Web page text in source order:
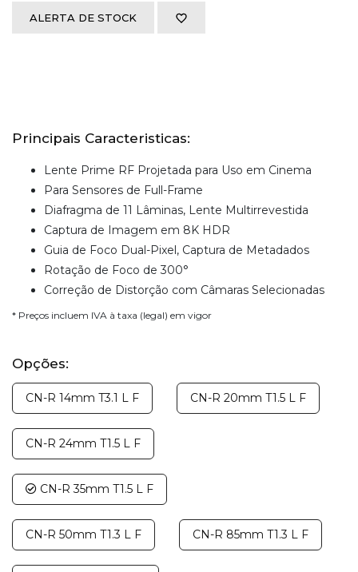
ALERTA DE STOCK
Principais Caracteristicas:
Lente Prime RF Projetada para Uso em Cinema
Para Sensores de Full-Frame
Diafragma de 11 Lâminas, Lente Multirrevestida
Captura de Imagem em 8K HDR
Guia de Foco Dual-Pixel, Captura de Metadados
Rotação de Foco de 300°
Correção de Distorção com Câmaras Selecionadas
* Preços incluem IVA à taxa (legal) em vigor
Opções:
CN-R 14mm T3.1 L F CN-R 20mm T1.5 L F
CN-R 24mm T1.5 L F
CN-R 35mm T1.5 L F
CN-R 50mm T1.3 L F CN-R 85mm T1.3 L F